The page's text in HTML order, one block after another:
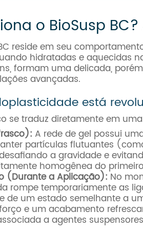
o BioSusp
reside em seu
hidratadas e aquecidas
formam uma delicada,
avançadas.
está
se traduz diretamente em
A rede de gel possui
partículas flutuantes
a gravidade e
homogênea do
(Durante a Aplicação): No
rompe temporariamente as
de um estado semelhante a
e um acabamento
a agentes